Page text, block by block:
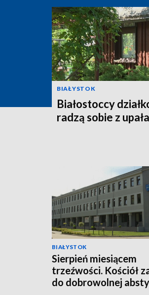
BIAŁYSTOK
Białostoccy
radzą sobie z
BIAŁYSTOK
Sierpień miesiącem
trzeźwości. Kościół
do dobrowolnej